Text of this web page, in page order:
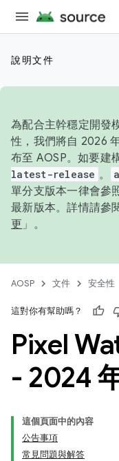
說明文件
為配合主幹穩定開發
性，我們將自 2026
布至 AOSP。如要建
latest-release 。
單分支版本一律會參
最新版本。詳情請參
更 」。
AOSP 文件 安全性
這對你有幫助嗎？
Pixel
- 2024
這個頁面中的內容
公告事項
常見問題與解答